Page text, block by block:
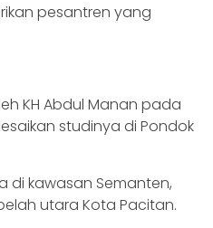
pesantren yang
KH Abdul Manan pada
studinya di Pondok
di kawasan Semanten,
utara Kota Pacitan.